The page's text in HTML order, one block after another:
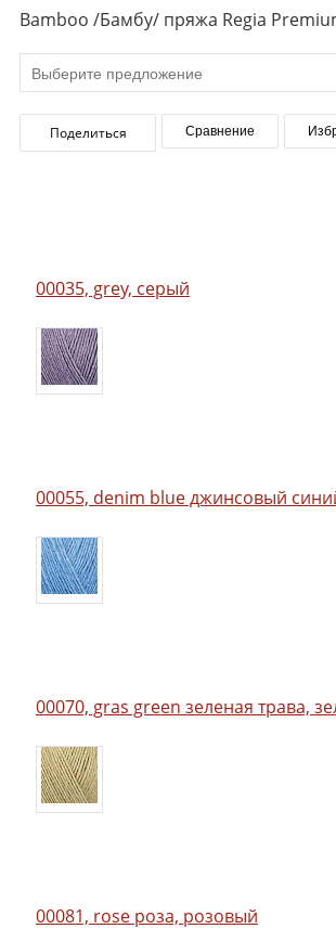
Bamboo /Бамбу/ пряжа Regia
Поделиться Сравнение
00035, grey, серый
00055, denim blue джинсовый
00070, gras green зеленая трава,
00081, rose роза, розовый